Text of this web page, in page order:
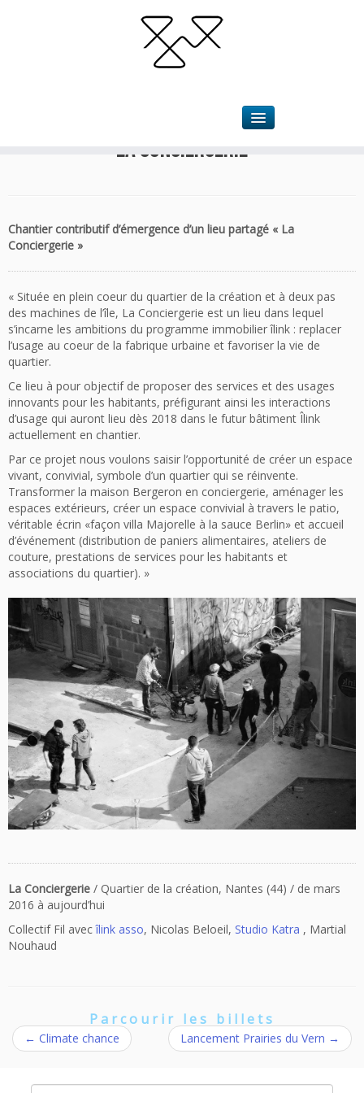
Installation & Scénographie » La Conciergerie
La Conciergerie
Chantier contributif d’émergence d’un lieu partagé « La
Conciergerie »
« Située en plein coeur du quartier de la création et à deux pas
des machines de l’île, La Conciergerie est un lieu dans lequel
s’incarne les ambitions du programme immobilier îlink : replacer
l’usage au coeur de la fabrique urbaine et favoriser la vie de
quartier.
Ce lieu à pour objectif de proposer des services et des usages
innovants pour les habitants, préfigurant ainsi les interactions
d’usage qui auront lieu dès 2018 dans le futur bâtiment Îlink
actuellement en chantier.
Par ce projet nous voulons saisir l’opportunité de créer un espace
vivant, convivial, symbole d’un quartier qui se réinvente.
Transformer la maison Bergeron en conciergerie, aménager les
espaces extérieurs, créer un espace convivial à travers le patio,
véritable écrin «façon villa Majorelle à la sauce Berlin» et accueil
d’événement (distribution de paniers alimentaires, ateliers de
couture, prestations de services pour les habitants et
associations du quartier). »
La Conciergerie / Quartier de la création, Nantes (44) / de mars
2016 à aujourd’hui
Collectif Fil avecîlink asso, Nicolas Beloeil, Studio Katra , Martial
Nouhaud
Parcourir les billets
← Climate chance Lancement Prairies du Vern →